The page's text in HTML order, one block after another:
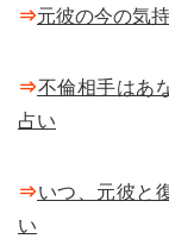
⇒元彼の今の気
⇒不倫相手はあ
占い
⇒いつ、元彼と
い